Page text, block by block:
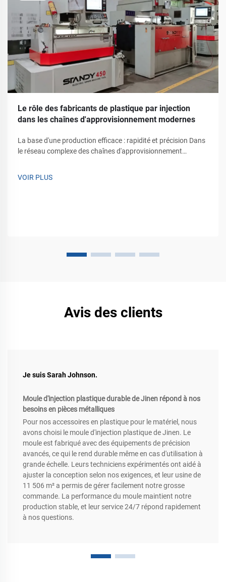
Le rôle des fabricants de plastique par injection
dans les chaînes d'approvisionnement modernes
La base d'une production efficace : rapidité et précision Dans
le réseau complexe des chaînes d'approvisionnement
VOIR PLUS
Avis des clients
Je suis Sarah Johnson.
Moule d'injection plastique durable de Jinen répond à nos
besoins en pièces métalliques
Pour nos accessoires en plastique pour le matériel, nous
avons choisi le moule d'injection plastique de Jinen. Le
moule est fabriqué avec des équipements de précision
avancés, ce qui le rend durable même en cas d'utilisation à
grande échelle. Leurs techniciens expérimentés ont aidé à
ajuster la conception selon nos exigences, et leur usine de
11 506 m² a permis de gérer facilement notre grosse
commande. La performance du moule maintient notre
production stable, et leur service 24/7 répond rapidement
à nos questions.